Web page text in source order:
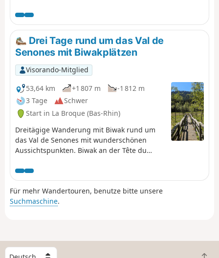
Einstufung „schwierig”.
Drei Tage rund um das Val de
Senones mit Biwakplätzen
Visorando-Mitglied
53,64 km
+1 807 m
-1 812 m
3 Tage
Schwer
Start in La Broque (Bas-Rhin)
Dreitägige Wanderung mit Biwak rund um
das Val de Senones mit wunderschönen
Aussichtspunkten. Biwak an der Tête du
Für mehr Wandertouren, benutze bitte unsere
Suchmaschine.
W